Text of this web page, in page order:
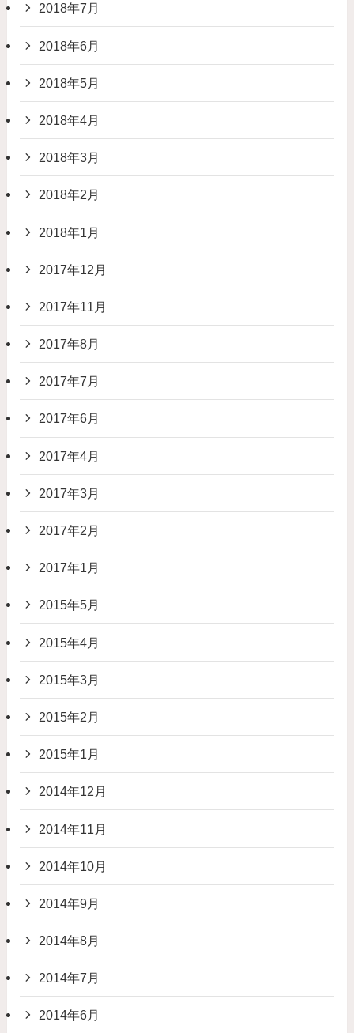
2018年7月
2018年6月
2018年5月
2018年4月
2018年3月
2018年2月
2018年1月
2017年12月
2017年11月
2017年8月
2017年7月
2017年6月
2017年4月
2017年3月
2017年2月
2017年1月
2015年5月
2015年4月
2015年3月
2015年2月
2015年1月
2014年12月
2014年11月
2014年10月
2014年9月
2014年8月
2014年7月
2014年6月